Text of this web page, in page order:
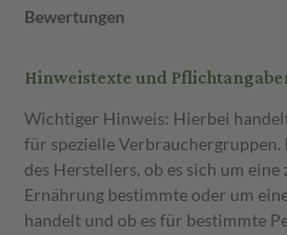
Bewertungen
Hinweistexte und
Wichtiger Hinweis: Hierbei
für spezielle Verbrauchergruppen.
des Herstellers, ob es sich um
Ernährung bestimmte oder um
handelt und ob es für bestimmte